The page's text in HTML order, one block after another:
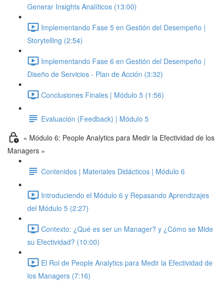
Generar Insights Analíticos (13:00)
Implementando Fase 5 en Gestión del Desempeño |
Storytelling (2:54)
Implementando Fase 6 en Gestión del Desempeño |
Diseño de Servicios - Plan de Acción (3:32)
Conclusiones Finales | Módulo 5 (1:56)
Evaluación (Feedback) | Módulo 5
« Módulo 6: People Analytics para Medir la Efectividad de los
Managers »
Contenidos | Materiales Didácticos | Módulo 6
Introduciendo el Módulo 6 y Repasando Aprendizajes
del Módulo 5 (2:27)
Contexto: ¿Qué es ser un Manager? y ¿Cómo se Mide
su Efectividad? (10:00)
El Rol de People Analytics para Medir la Efectividad de
los Managers (7:16)